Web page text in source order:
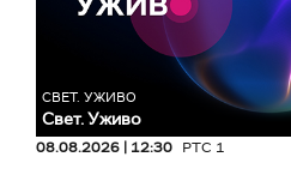
СВЕТ. УЖИВО
Свет. Уживо
08.08.2026 | 12:30 РТС 1